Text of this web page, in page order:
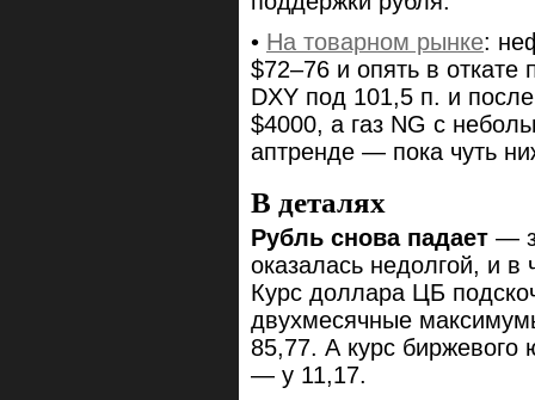
• На товарном рынке:
$72–76 и опять в откате
DXY под 101,5 п. и
$4000, а газ NG с
аптренде — пока чуть
В деталях
Рубль снова падает —
оказалась недолгой, и в
Курс доллара ЦБ
двухмесячные
85,77. А курс биржевого
— у 11,17.